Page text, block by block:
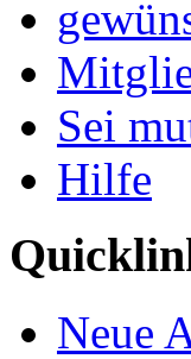
Sei
Hilfe
Neue